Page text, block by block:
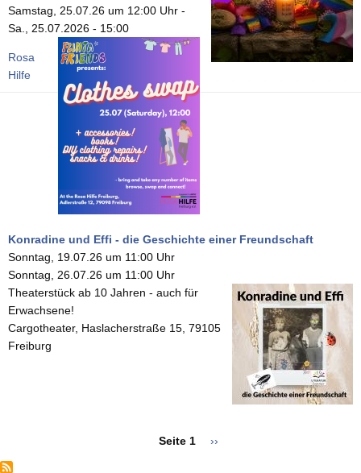
Samstag, 25.07.26 um 12:00 Uhr -
Sa., 25.07.2026 - 15:00
Rosa
Hilfe
Konradine und Effi - die Geschichte einer Freundschaft
Sonntag, 19.07.26 um 11:00 Uhr
Sonntag, 26.07.26 um 11:00 Uhr
Theaterstück ab 10 Jahren - auch für
Erwachsene!
Cargotheater, Haslacherstraße 15, 79105
Freiburg
Seite 1
Nächste
››